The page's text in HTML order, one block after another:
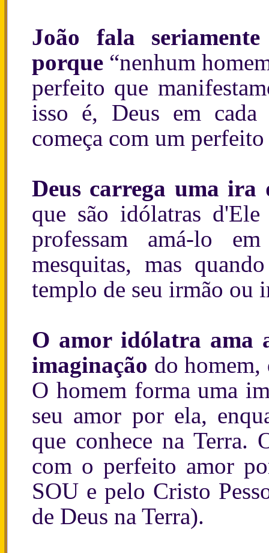
João fala
porque “nenhum
perfeito que
isso é, Deus em
começa com um
Deus carrega uma
que são idólatras
professam amá-lo
mesquitas, mas
templo de seu irmão ou
O amor idólatra ama
imaginação do
O homem forma uma
seu amor por ela,
que conhece na Terra.
com o perfeito amor
SOU e pelo Cristo
de Deus na Terra).